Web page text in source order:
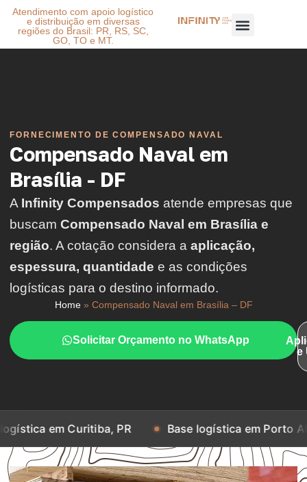
Atendimento com apoio logístico
e distribuição em diversas
regiões do Brasil: PR, RS, SC,
GO, TO e MT.
FORNECIMENTO DE COMPENSADO NAVAL
Compensado Naval em
Brasília - DF
A Infinity Compensados atende empresas que
buscam Compensado Naval em Brasília e
região. A cotação considera a aplicação,
espessura, quantidade e as condições
logísticas para o destino informado.
Home» Compensado Naval em Brasília – DF
Solicitar Orçamento no WhatsApp
e
Curitiba, PR Base logística em Porto Alegre, RS